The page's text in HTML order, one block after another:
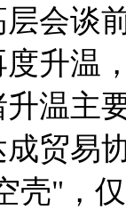
会谈
升温
温主
贸易
壳"，